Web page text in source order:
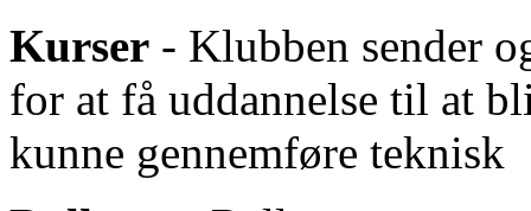
Kurser - Klubben sender
for at få uddannelse til at
kunne gennemføre teknisk